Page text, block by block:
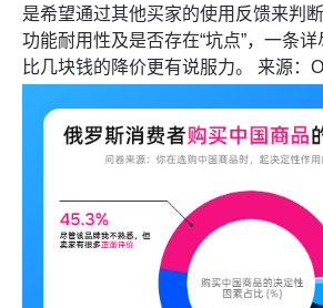
是希望通过其他买家的使用反馈来判
功能耐用性及是否存在“坑点”，一条
比几块钱的降价更有说服力。 来源：